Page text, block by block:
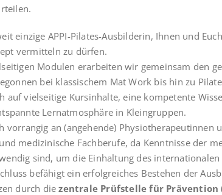
einzige APPI-Pilates-Ausbilderin, Ihnen und
vermitteln zu dürfen.
Modulen erarbeiten wir gemeinsam den
bei klassischem Mat Work bis hin zu
auf vielseitige Kursinhalte, eine kompetente
Lernatmosphäre in Kleingruppen.
vorrangig an (angehende) Physiotherapeutinnen
medizinische Fachberufe, da Kenntnisse der
sind, um die Einhaltung des internationalen
befähigt ein erfolgreiches Bestehen der
durch die zentrale Prüfstelle für Prävention